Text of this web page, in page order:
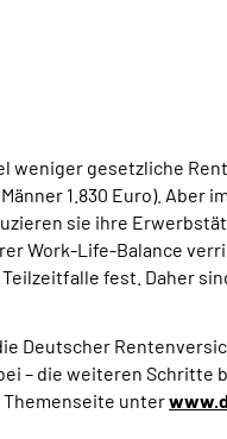
weniger gesetzliche
1.830 Euro).
sie ihre
Work-Life-Balance
fest. Daher
Deutscher
– die weiteren
Themenseite unter